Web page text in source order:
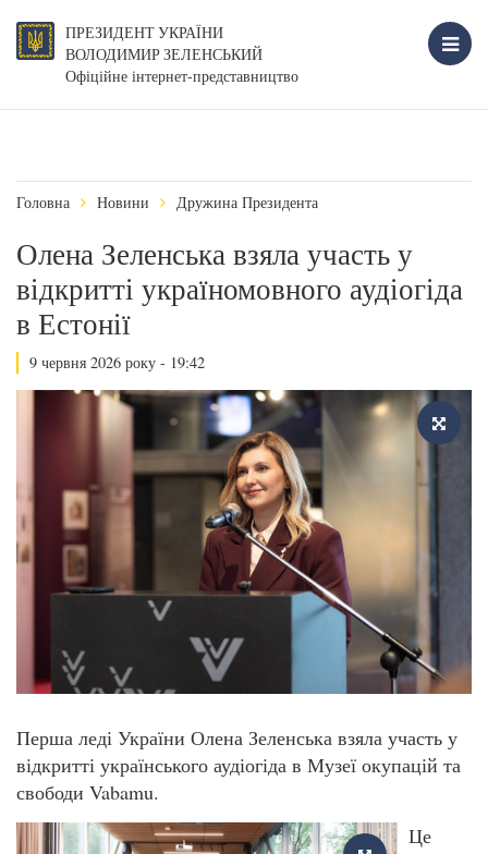
ПРЕЗИДЕНТ УКРАЇНИ
ВОЛОДИМИР ЗЕЛЕНСЬКИЙ
Офіційне інтернет-представництво
Головна Новини Дружина Президента
Олена Зеленська взяла участь у
відкритті україномовного аудіогіда
в Естонії
9 червня 2026 року - 19:42
Перша леді України Олена Зеленська взяла участь у
відкритті українського аудіогіда в Музеї окупацій та
свободи Vabamu.
Це